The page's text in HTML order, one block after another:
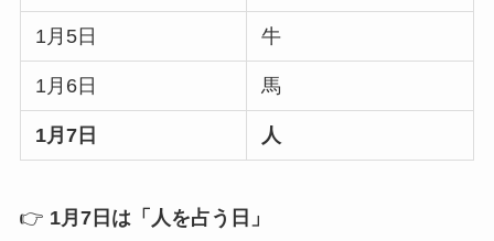
1月5日 牛
1月6日 馬
1月7日 人
👉 1月7日は「人を占う日」